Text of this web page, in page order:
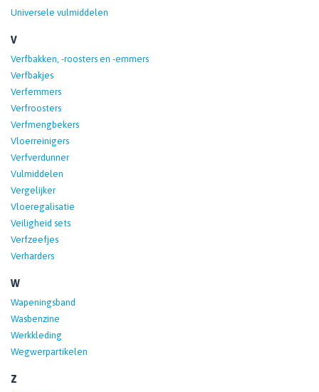
Universele vulmiddelen
V
Verfbakken, -roosters en -emmers
Verfbakjes
Verfemmers
Verfroosters
Verfmengbekers
Vloerreinigers
Verfverdunner
Vulmiddelen
Vergelijker
Vloeregalisatie
Veiligheid sets
Verfzeefjes
Verharders
W
Wapeningsband
Wasbenzine
Werkkleding
Wegwerpartikelen
Z